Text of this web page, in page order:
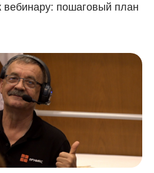
вебинару: пошаговый план